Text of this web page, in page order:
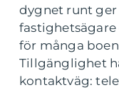
dygnet runt
fastighetsägare
för många
Tillgänglighet
kontaktväg: